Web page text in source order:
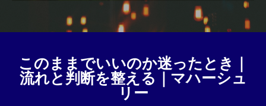
このままでいいのか迷ったとき｜
流れと判断を整える｜マハーシュ
リー